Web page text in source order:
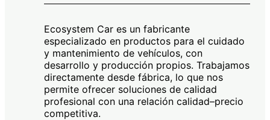
Ecosystem Car es un fabricante
especializado en productos para el cuidado
y mantenimiento de vehículos, con
desarrollo y producción propios. Trabajamos
directamente desde fábrica, lo que nos
permite ofrecer soluciones de calidad
profesional con una relación calidad–precio
competitiva.